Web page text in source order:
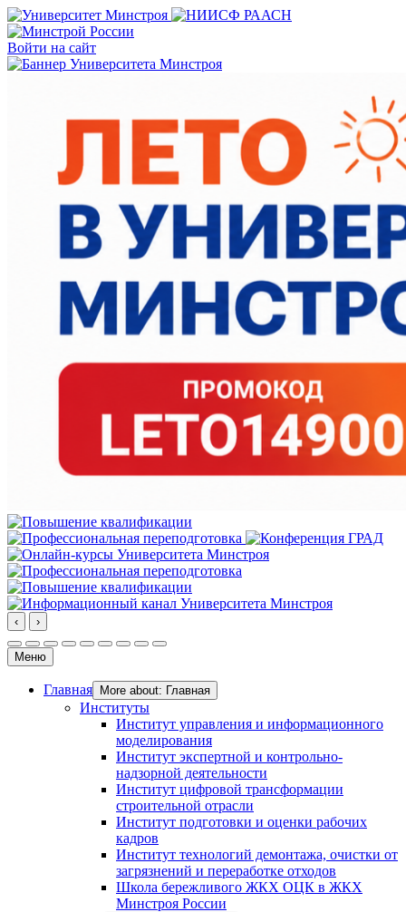
Войти на сайт
‹ ›
Меню
Главная More about: Главная
Институты
Институт управления и информационного
моделирования
Институт экспертной и контрольно-
надзорной деятельности
Институт цифровой трансформации
строительной отрасли
Институт подготовки и оценки рабочих
кадров
Институт технологий демонтажа, очистки от
загрязнений и переработке отходов
Школа бережливого ЖКХ ОЦК в ЖКХ
Минстроя России